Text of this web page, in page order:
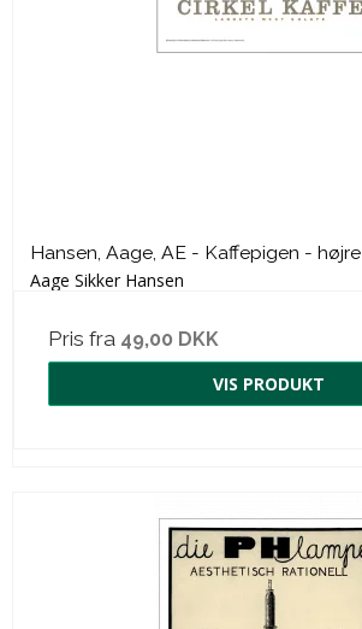
Hansen, Aage, AE - Kaffepigen - højre
Aage Sikker Hansen
Pris fra 49,00 DKK
VIS PRODUKT